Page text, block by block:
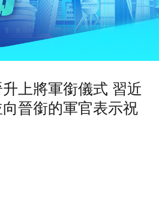
上將軍銜儀式 習近
晉銜的軍官表示祝